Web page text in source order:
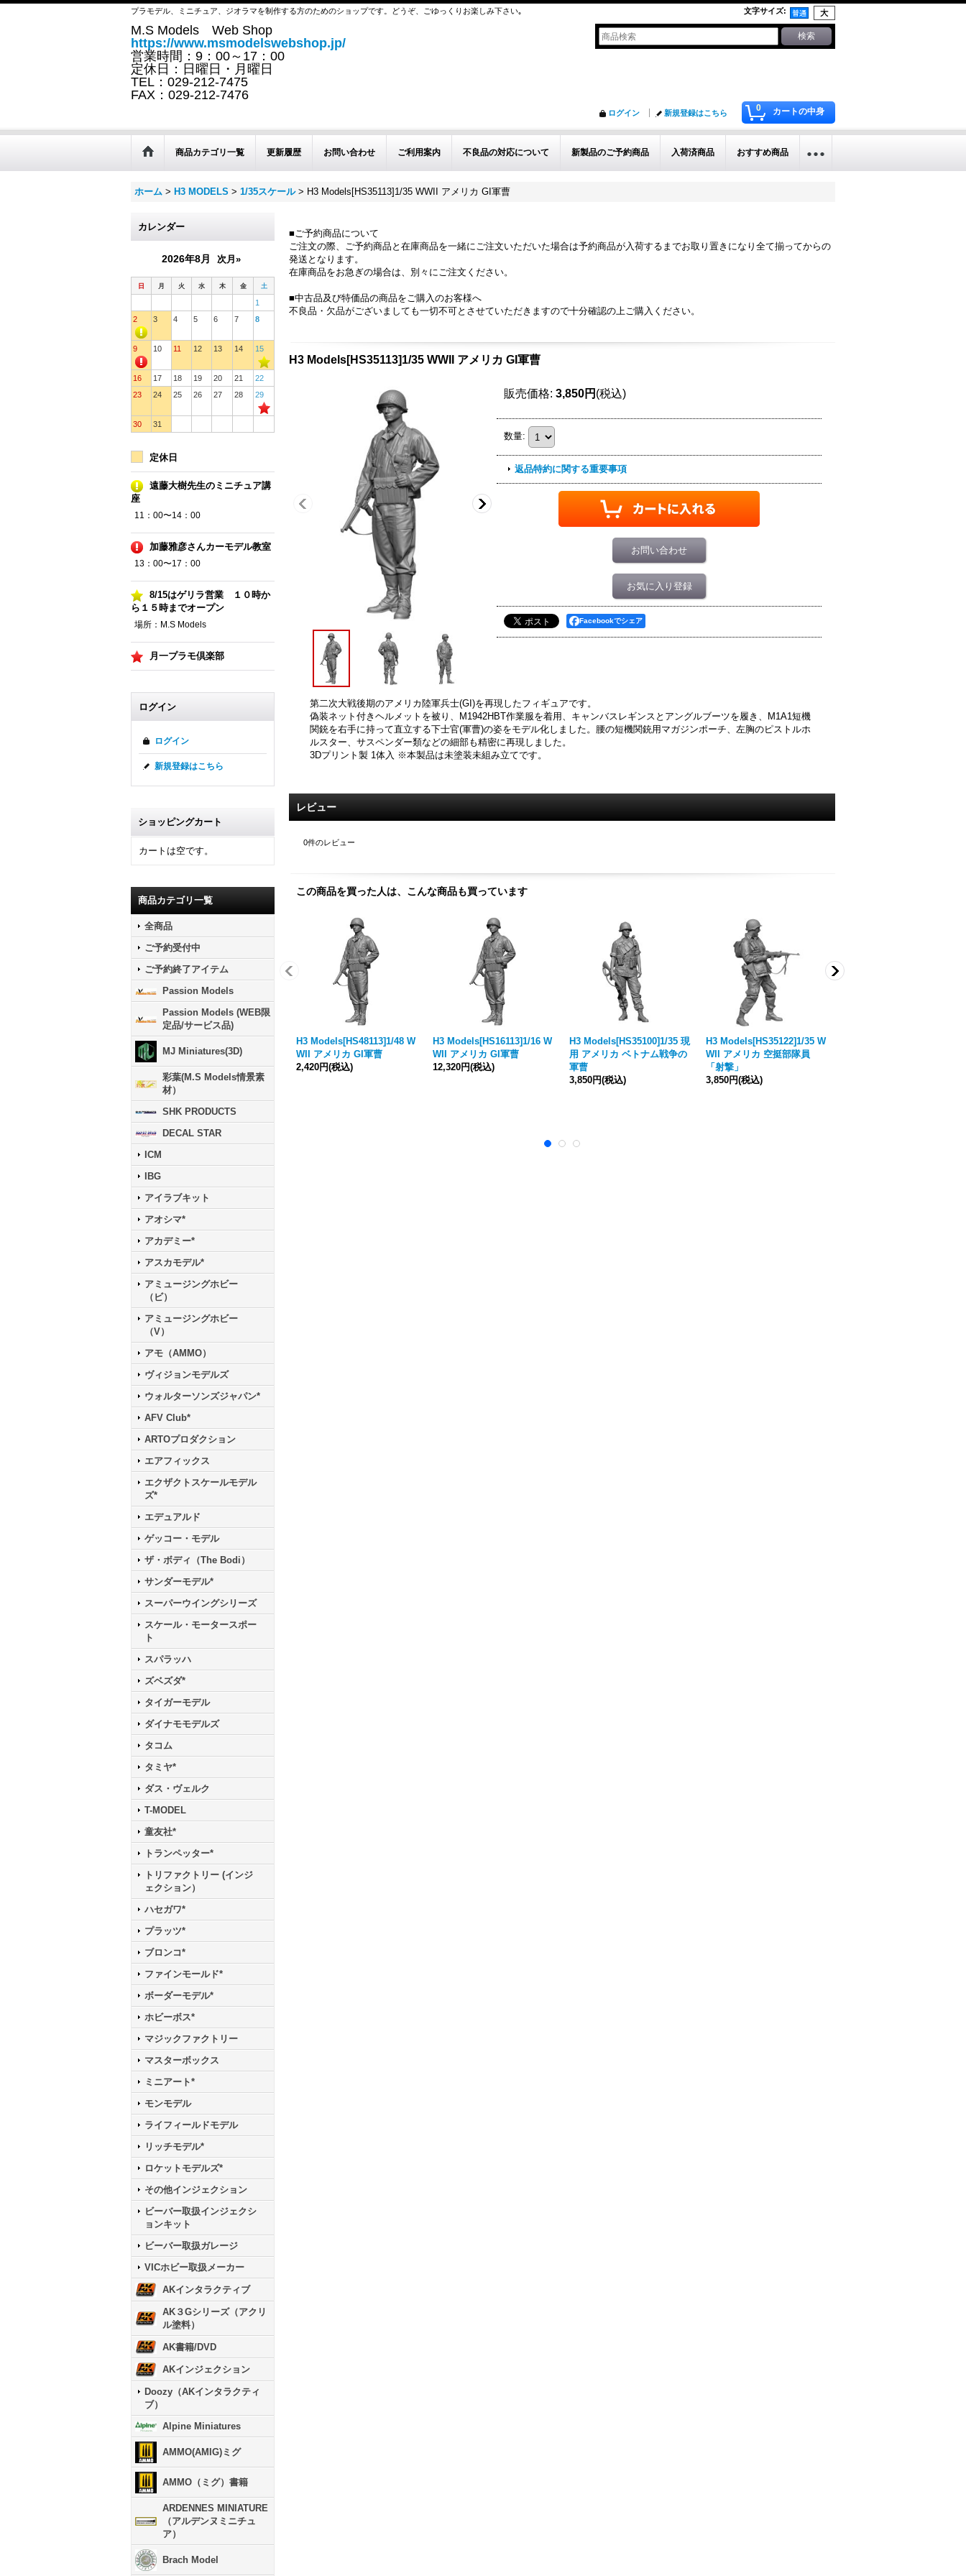
プラモデル、ミニチュア、ジオラマを制作する方のためのショップです。どうぞ、ごゆっくりお楽しみ下さい｡ 文字サイズ:
M.S Models Web Shop
https://www.msmodelswebshop.jp/
営業時間：9：00～17：00
定休日：日曜日・月曜日
TEL：029-212-7475
FAX：029-212-7476
0 カートの中身
ログイン 新規登録はこちら
商品カテゴリ一覧 更新履歴 お問い合わせ ご利用案内 不良品の対応について 新製品のご予約商品 入荷済商品 おすすめ商品
ホーム > H3 MODELS > 1/35スケール > H3 Models[HS35113]1/35 WWII アメリカ GI軍曹
カレンダー
2026年8月 次月»
日 月 火 水 木 金 土
1
2
3 4 5 6 7 8
9 10 11 12 13 14 15
16 17 18 19 20 21
22
23
24 25 26 27 28 29
30 31
定休日
遠藤大樹先生のミニチュア講
座
11：00〜14：00
加藤雅彦さんカーモデル教室
13：00〜17：00
8/15はゲリラ営業 １０時か
ら１５時までオープン
場所：M.S Models
月一プラモ倶楽部
ログイン
ログイン
新規登録はこちら
ショッピングカート
カートは空です。
商品カテゴリ一覧
全商品
ご予約受付中
ご予約終了アイテム
Passion Models
Passion Models (WEB限
定品/サービス品)
MJ Miniatures(3D)
彩葉(M.S Models情景素
材）
SHK PRODUCTS
DECAL STAR
ICM
IBG
アイラブキット
アオシマ*
アカデミー*
アスカモデル*
アミュージングホビー
（ビ）
アミュージングホビー
（V）
アモ（AMMO）
ヴィジョンモデルズ
ウォルターソンズジャパン*
AFV Club*
ARTOプロダクション
エアフィックス
エクザクトスケールモデル
ズ*
エデュアルド
ゲッコー・モデル
ザ・ボディ（The Bodi）
サンダーモデル*
スーパーウイングシリーズ
スケール・モータースポー
ト
スパラッハ
ズベズダ*
タイガーモデル
ダイナモモデルズ
タコム
タミヤ*
ダス・ヴェルク
T-MODEL
童友社*
トランペッター*
トリファクトリー (インジ
ェクション）
ハセガワ*
プラッツ*
ブロンコ*
ファインモールド*
ボーダーモデル*
ホビーボス*
マジックファクトリー
マスターボックス
ミニアート*
モンモデル
ライフィールドモデル
リッチモデル*
ロケットモデルズ*
その他インジェクション
ビーバー取扱インジェクシ
ョンキット
ビーバー取扱ガレージ
VICホビー取扱メーカー
AKインタラクティブ
AK３Gシリーズ（アクリ
ル塗料）
AK書籍/DVD
AKインジェクション
Doozy（AKインタラクティ
ブ）
Alpine Miniatures
AMMO(AMIG)ミグ
AMMO（ミグ）書籍
ARDENNES MINIATURE
（アルデンヌミニチュ
ア）
Brach Model
■ご予約商品について
ご注文の際、ご予約商品と在庫商品を一緒にご注文いただいた場合は予約商品が入荷するまでお取り置きになり全て揃ってからの
発送となります。
在庫商品をお急ぎの場合は、別々にご注文ください。
■中古品及び特価品の商品をご購入のお客様へ
不良品・欠品がございましても一切不可とさせていただきますので十分確認の上ご購入ください。
H3 Models[HS35113]1/35 WWII アメリカ GI軍曹
販売価格: 3,850円 (税込)
数量:
返品特約に関する重要事項
お問い合わせ
お気に入り登録
Facebookでシェア
第二次大戦後期のアメリカ陸軍兵士(GI)を再現したフィギュアです。
偽装ネット付きヘルメットを被り、M1942HBT作業服を着用、キャンバスレギンスとアングルブーツを履き、M1A1短機
関銃を右手に持って直立する下士官(軍曹)の姿をモデル化しました。腰の短機関銃用マガジンポーチ、左胸のピストルホ
ルスター、サスペンダー類などの細部も精密に再現しました。
3Dプリント製 1体入 ※本製品は未塗装未組み立てです。
レビュー
0件のレビュー
この商品を買った人は、こんな商品も買っています
H3 Models[HS48113]1/48 W
WII アメリカ GI軍曹
2,420円(税込)
H3 Models[HS16113]1/16 W
WII アメリカ GI軍曹
12,320円(税込)
H3 Models[HS35100]1/35 現
用 アメリカ ベトナム戦争の
軍曹
3,850円(税込)
H3 Models[HS35122]1/35 W
WII アメリカ 空挺部隊員
「射撃」
3,850円(税込)